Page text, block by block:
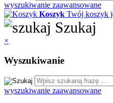
wyszukiwanie zaawansowane
Koszyk Twój koszyk
Szukaj
×
Wyszukiwanie
wyszukiwanie zaawansowane